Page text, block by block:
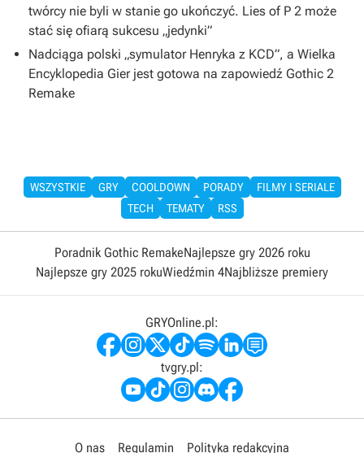
twórcy nie byli w stanie go ukończyć. Lies of P 2 może
stać się ofiarą sukcesu „jedynki”
Nadciąga polski „symulator Henryka z KCD”, a Wielka
Encyklopedia Gier jest gotowa na zapowiedź Gothic 2
Remake
WSZYSTKIE GRY COOLDOWN PORADY
FILMY I SERIALE
TECH
TEMATY RSS
Poradnik Gothic RemakeNajlepsze gry 2026 roku
Najlepsze gry 2025 rokuWiedźmin 4Najbliższe premiery
GRYOnline.pl:
tvgry.pl:
O nas Regulamin Polityka redakcyjna